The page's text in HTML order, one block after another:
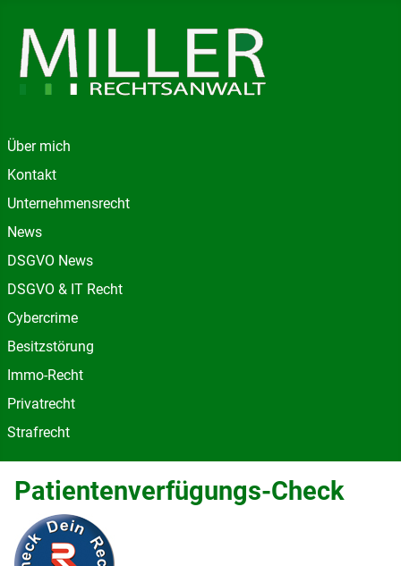
Über mich
Kontakt
Unternehmensrecht
News
DSGVO News
DSGVO & IT Recht
Cybercrime
Besitzstörung
Immo-Recht
Privatrecht
Strafrecht
Patientenverfügungs-Check